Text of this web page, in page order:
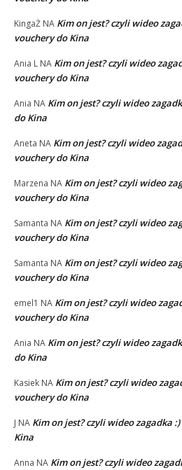
KingaŻ NA Kim on jest? czyli wideo
vouchery do Kina
Ania L NA Kim on jest? czyli wideo
vouchery do Kina
Ania NA Kim on jest? czyli wideo
do Kina
Aneta NA Kim on jest? czyli wideo
vouchery do Kina
Marzena NA Kim on jest? czyli wideo
vouchery do Kina
Samanta NA Kim on jest? czyli wideo
vouchery do Kina
Samanta NA Kim on jest? czyli wideo
vouchery do Kina
emel1 NA Kim on jest? czyli wideo
vouchery do Kina
Ania NA Kim on jest? czyli wideo
do Kina
Kasiek NA Kim on jest? czyli wideo
vouchery do Kina
J NA Kim on jest? czyli wideo zagadka
Kina
Anna NA Kim on jest? czyli wideo